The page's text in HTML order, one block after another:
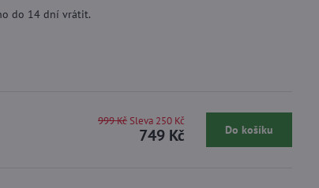
do 14 dní vrátit.
749 Kč
999 Kč Sleva 250 Kč
Do košíku